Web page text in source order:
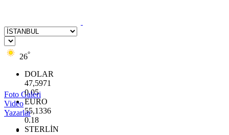
26°
DOLAR
47,5971
0.05
EURO
55,1336
0.18
STERLİN
Foto Galeri
Video
Yazarlar